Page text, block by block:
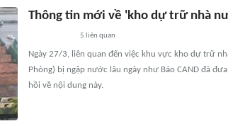
Thông tin mới về 'kho dự trữ nhà
5 liên quan
Ngày 27/3, liên quan đến việc khu vực kho dự trữ
Phòng) bị ngập nước lâu ngày như Báo CAND đã
hồi về nội dung này.